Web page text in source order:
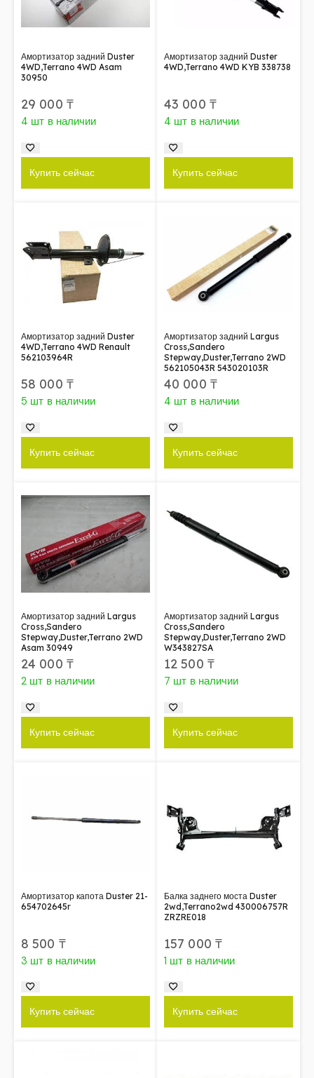
Амортизатор задний Duster
4WD,Terrano 4WD Asam
30950
29 000 ₸
4 шт в наличии
Купить сейчас
Амортизатор задний Duster
4WD,Terrano 4WD KYB 338738
43 000 ₸
4 шт в наличии
Купить сейчас
Амортизатор задний Duster
4WD,Terrano 4WD Renault
562103964R
58 000 ₸
5 шт в наличии
Купить сейчас
Амортизатор задний Largus
Cross,Sandero
Stepway,Duster,Terrano 2WD
562105043R 543020103R
40 000 ₸
4 шт в наличии
Купить сейчас
Амортизатор задний Largus
Cross,Sandero
Stepway,Duster,Terrano 2WD
Asam 30949
24 000 ₸
2 шт в наличии
Купить сейчас
Амортизатор задний Largus
Cross,Sandero
Stepway,Duster,Terrano 2WD
W343827SA
12 500 ₸
7 шт в наличии
Купить сейчас
Амортизатор капота Duster 21-
654702645r
8 500 ₸
3 шт в наличии
Купить сейчас
Балка заднего моста Duster
2wd,Terrano2wd 430006757R
ZRZRE018
157 000 ₸
1 шт в наличии
Купить сейчас